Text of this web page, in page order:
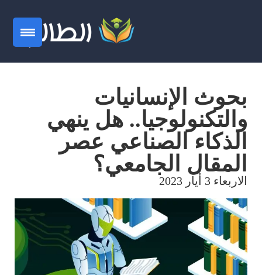
بحوث الإنسانيات
والتكنولوجيا.. هل ينهي
الذكاء الصناعي عصر
المقال الجامعي؟
الاربعاء 3 أيار 2023